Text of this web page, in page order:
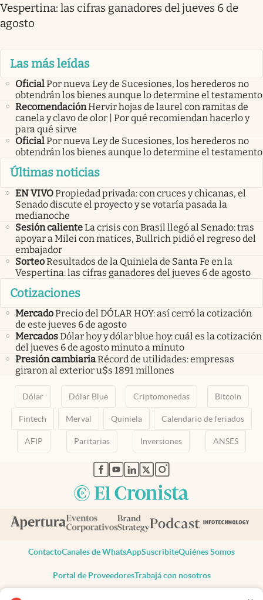
Vespertina: las cifras ganadores del jueves 6 de
agosto
Las más leídas
OficialPor nueva Ley de Sucesiones, los herederos no
obtendrán los bienes aunque lo determine el testamento
RecomendaciónHervir hojas de laurel con ramitas de
canela y clavo de olor | Por qué recomiendan hacerlo y
para qué sirve
OficialPor nueva Ley de Sucesiones, los herederos no
obtendrán los bienes aunque lo determine el testamento
Últimas noticias
EN VIVOPropiedad privada: con cruces y chicanas, el
Senado discute el proyecto y se votaría pasada la
medianoche
Sesión calienteLa crisis con Brasil llegó al Senado: tras
apoyar a Milei con matices, Bullrich pidió el regreso del
embajador
SorteoResultados de la Quiniela de Santa Fe en la
Vespertina: las cifras ganadores del jueves 6 de agosto
Cotizaciones
MercadoPrecio del DÓLAR HOY: así cerró la cotización
de este jueves 6 de agosto
MercadosDólar hoy y dólar blue hoy: cuál es la cotización
del jueves 6 de agosto minuto a minuto
Presión cambiariaRécord de utilidades: empresas
giraron al exterior u$s 1891 millones
Dólar Dólar Blue Criptomonedas Bitcoin
Fintech Merval Quiniela Calendario de feriados
AFIP Paritarias Inversiones ANSES
abre en nueva pestaña
abre en nueva pestaña
abre en nueva pestaña
abre en nueva pestaña
abre en nueva pestaña
ContactoCanales de WhatsAppSuscribiteQuiénes Somos
Portal de ProveedoresTrabajá con nosotros